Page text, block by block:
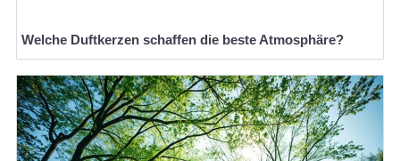
Welche Duftkerzen schaffen die beste Atmosphäre?